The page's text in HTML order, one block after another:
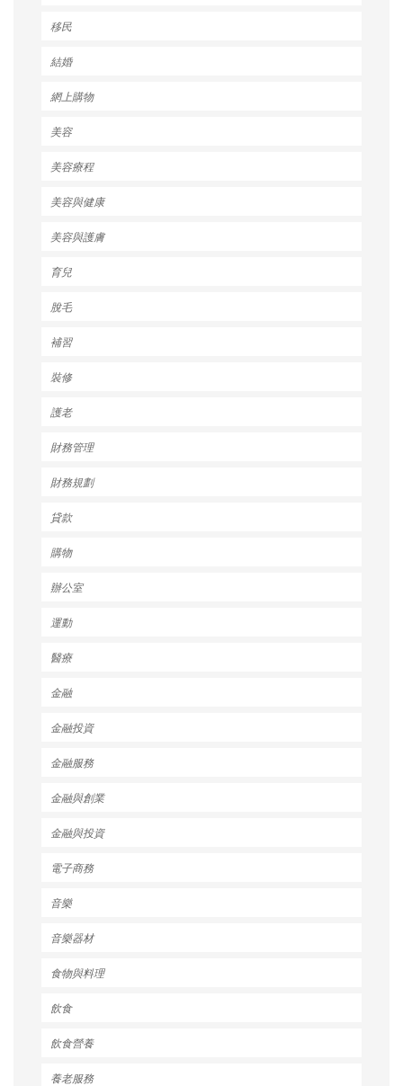
移民
結婚
網上購物
美容
美容療程
美容與健康
美容與護膚
育兒
脫毛
補習
裝修
護老
財務管理
財務規劃
貸款
購物
辦公室
運動
醫療
金融
金融投資
金融服務
金融與創業
金融與投資
電子商務
音樂
音樂器材
食物與料理
飲食
飲食營養
養老服務